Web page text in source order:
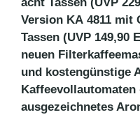
Version KA 4811 mit
Tassen (UVP 149,90
neuen
und kostengünstige
ausgezeichnetes